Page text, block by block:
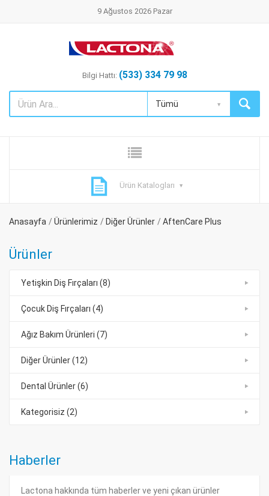
9 Ağustos 2026 Pazar
Bilgi Hattı: (533) 334 79 98
Tümü
Ürün Katalogları
Anasayfa Ürünlerimiz Diğer Ürünler AftenCare Plus
Ürünler
Yetişkin Diş Fırçaları (8)
Çocuk Diş Fırçaları (4)
Ağız Bakım Ürünleri (7)
Diğer Ürünler (12)
Dental Ürünler (6)
Kategorisiz (2)
Haberler
Lactona hakkında tüm haberler ve yeni çıkan ürünler